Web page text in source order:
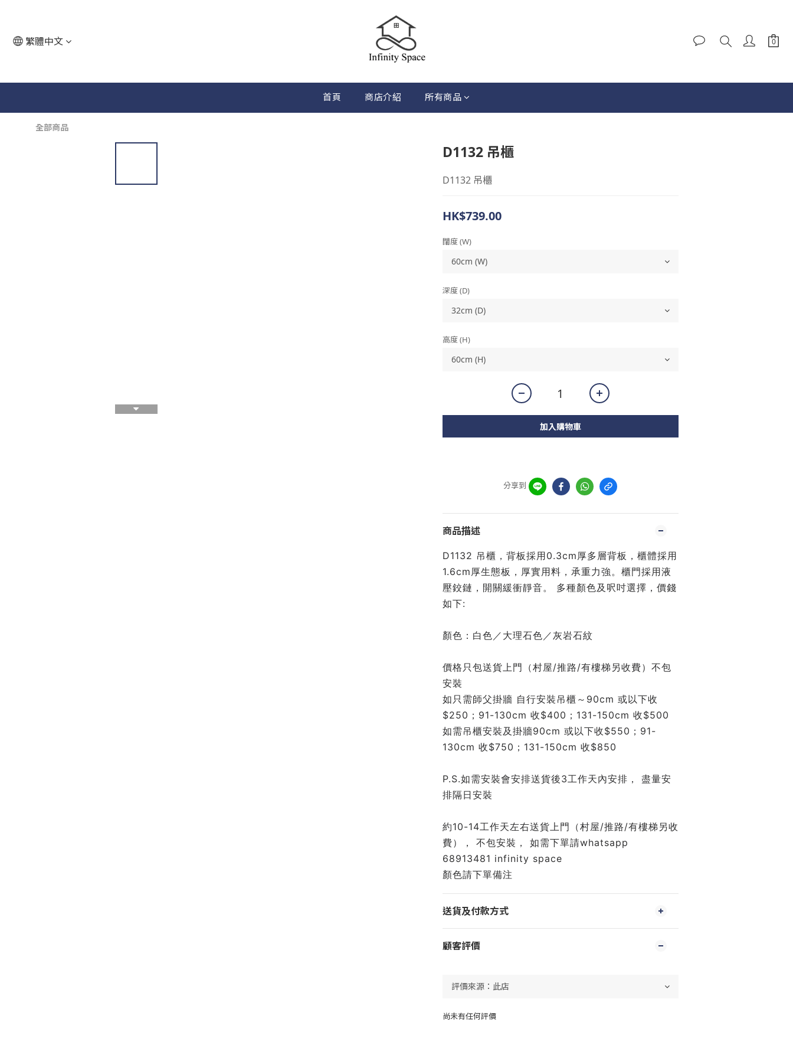
繁體中文
首頁 商店介紹 所有商品
全部商品
D1132 吊櫃
D1132 吊櫃
HK$739.00
闊度 (W)
深度 (D)
高度 (H)
加入購物車
分享到
商品描述
D1132 吊櫃，背板採用0.3cm厚多層背板，櫃體採用
1.6cm厚生態板，厚實用料，承重力強。櫃門採用液
壓鉸鏈，開關緩衝靜音。 多種顏色及呎吋選擇，價錢
如下:
顏色：白色／大理石色／灰岩石紋
價格只包送貨上門（村屋/推路/有樓梯另收費）不包
安裝
如只需師父掛牆 自行安裝吊櫃～90cm 或以下收
$250；91-130cm 收$400；131-150cm 收$500
如需吊櫃安裝及掛牆90cm 或以下收$550；91-
130cm 收$750；131-150cm 收$850
P.S.如需安裝會安排送貨後3工作天內安排， 盡量安
排隔日安裝
約10-14工作天左右送貨上門（村屋/推路/有樓梯另收
費）， 不包安裝， 如需下單請whatsapp
68913481 infinity space
顏色請下單備注
送貨及付款方式
顧客評價
尚未有任何評價